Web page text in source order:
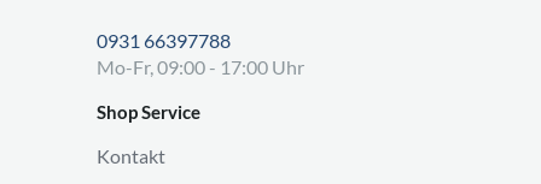
0931 66397788
Mo-Fr, 09:00 - 17:00 Uhr
Shop Service
Kontakt